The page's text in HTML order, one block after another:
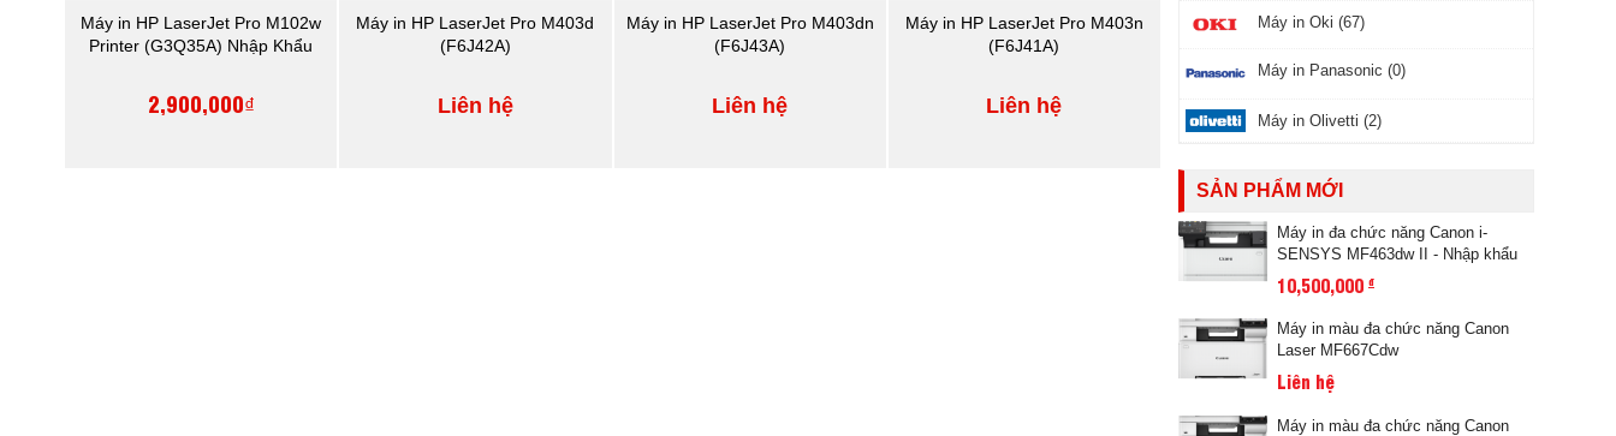
Máy in HP LaserJet Pro M102w
Printer (G3Q35A) Nhập Khẩu
2,900,000₫
Máy in HP LaserJet Pro M403d
(F6J42A)
Liên hệ
Máy in HP LaserJet Pro M403dn
(F6J43A)
Liên hệ
Máy in HP LaserJet Pro M403n
(F6J41A)
Liên hệ
Máy in Oki (67)
Máy in Panasonic (0)
Máy in Olivetti (2)
SẢN PHẨM MỚI
Máy in đa chức năng Canon i-
SENSYS MF463dw II - Nhập khẩu
10,500,000 đ
Máy in màu đa chức năng Canon
Laser MF667Cdw
Liên hệ
Máy in màu đa chức năng Canon